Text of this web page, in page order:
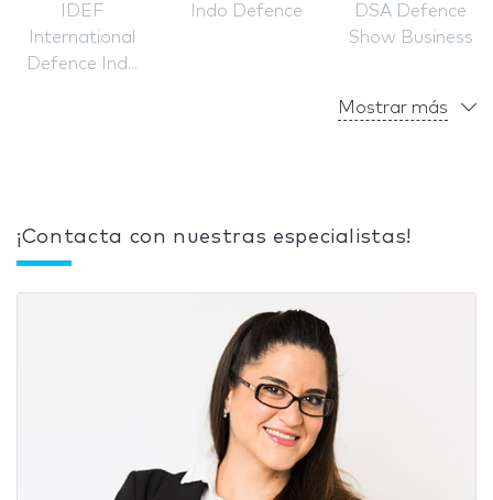
IDEF
International
Defence Ind...
Indo Defence
DSA Defence
Show Business
Mostrar más
¡Contacta con nuestras especialistas!